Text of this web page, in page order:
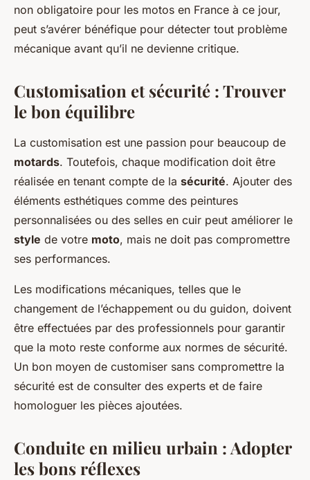
non obligatoire pour les motos en France à ce jour,
peut s’avérer bénéfique pour détecter tout problème
mécanique avant qu’il ne devienne critique.
Customisation et sécurité : Trouver
le bon équilibre
La customisation est une passion pour beaucoup de
motards. Toutefois, chaque modification doit être
réalisée en tenant compte de la sécurité. Ajouter des
éléments esthétiques comme des peintures
personnalisées ou des selles en cuir peut améliorer le
style de votre moto, mais ne doit pas compromettre
ses performances.
Les modifications mécaniques, telles que le
changement de l’échappement ou du guidon, doivent
être effectuées par des professionnels pour garantir
que la moto reste conforme aux normes de sécurité.
Un bon moyen de customiser sans compromettre la
sécurité est de consulter des experts et de faire
homologuer les pièces ajoutées.
Conduite en milieu urbain : Adopter
les bons réflexes